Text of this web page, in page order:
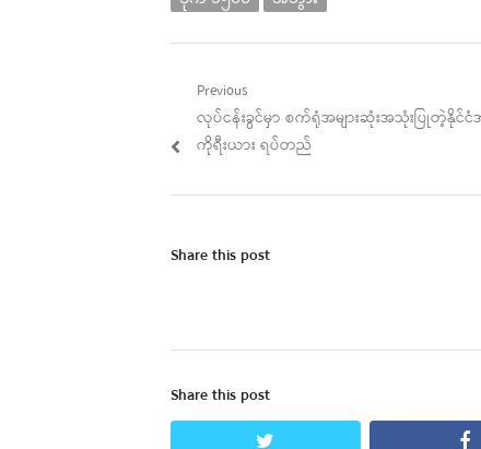
Post
navigation
Previous
Previous
post:
လုပ်ငန်းခွင်မှာ စက်ရုံအများဆုံးအသုံးပြုတဲ့နိုင်ငံ
ကိုရီးယား ရပ်တည်
Share this post
Share this post